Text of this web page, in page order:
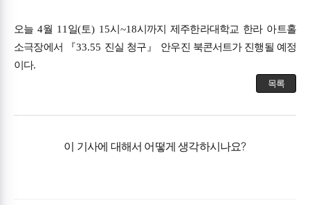
오늘4월 11 일(토) 15시~18시까지 제주한라대학교 한라 아트홀
소극장에서
『33.55 진실 청구 』 안우진 북콘서트가 진행될 예정
이다.
목록
이 기사에 대해서 어떻게 생각하시나요?